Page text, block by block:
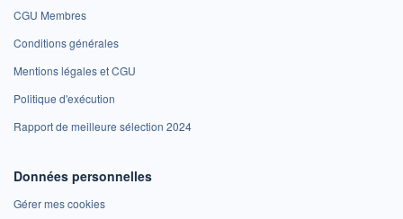
CGU Membres
Conditions générales
Mentions légales et CGU
Politique d'exécution
Rapport de meilleure sélection 2024
Données personnelles
Gérer mes cookies